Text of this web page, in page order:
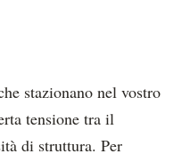
stazionano nel vostro
tensione tra il
di struttura. Per